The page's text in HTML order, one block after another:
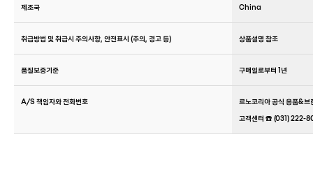
제조국 China
취급방법 및 취급시 주의사항, 안전표시 (주의, 경고 등) 상품설명 참조
품질보증기준 구매일로부터 1년
A/S 책임자와 전화번호
르노코리아 공식 용품&브
고객센터 ☎️ (031) 222-